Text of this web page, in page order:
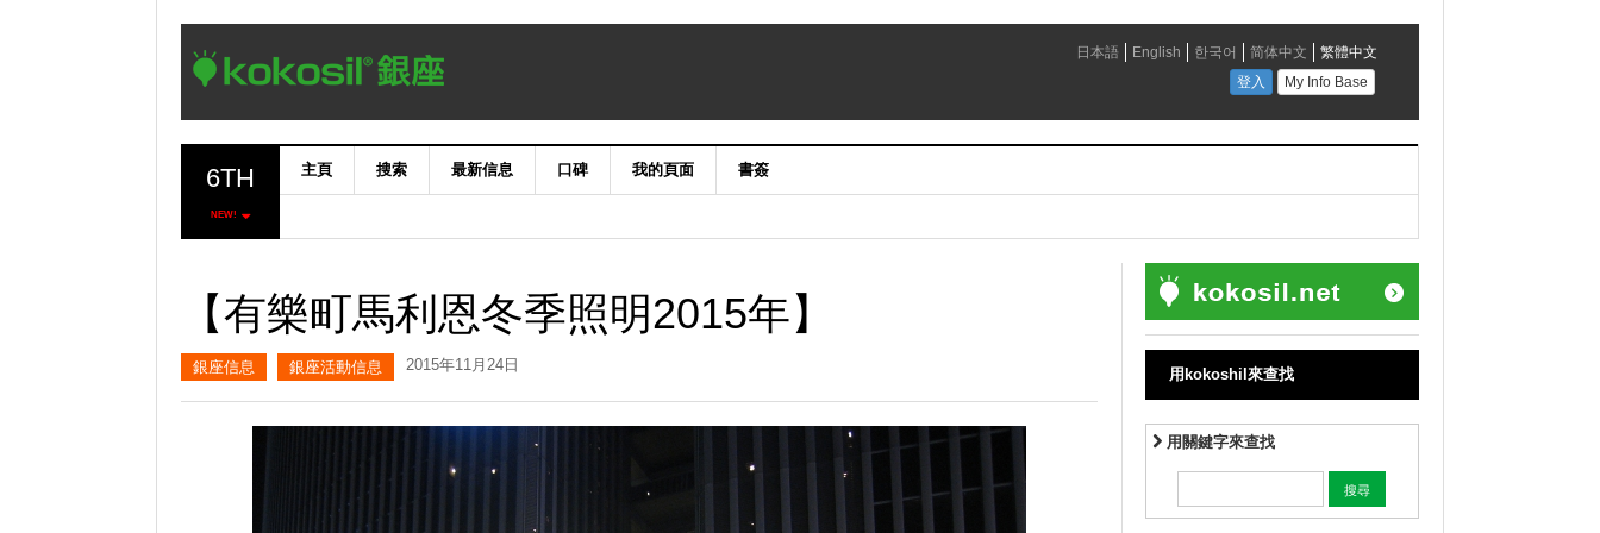
6TH
NEW!
主頁 搜索 最新信息 口碑 我的頁面 書簽
【有樂町馬利恩冬季照明2015年】
銀座信息 銀座活動信息 2015年11月24日
用kokoshil來查找
用關鍵字來查找